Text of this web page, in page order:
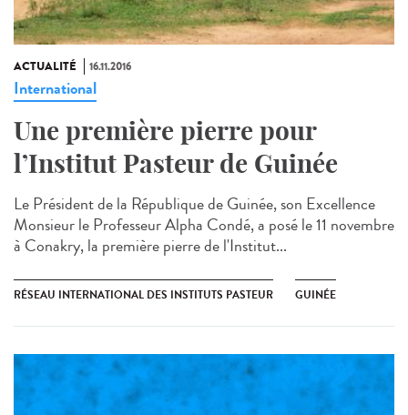
ACTUALITÉ 16.11.2016
International
Une première pierre pour
l’Institut Pasteur de Guinée
Le Président de la République de Guinée, son Excellence
Monsieur le Professeur Alpha Condé, a posé le 11 novembre
à Conakry, la première pierre de l'Institut...
RÉSEAU INTERNATIONAL DES INSTITUTS PASTEUR GUINÉE